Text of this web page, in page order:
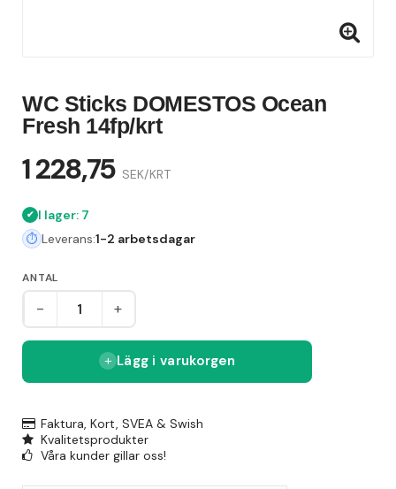
WC Sticks DOMESTOS Ocean
Fresh 14fp/krt
1 228,75 SEK/KRT
I lager: 7
Leverans:1-2 arbetsdagar
ANTAL
- +
Lägg i varukorgen
Faktura, Kort, SVEA & Swish
Kvalitetsprodukter
Våra kunder gillar oss!